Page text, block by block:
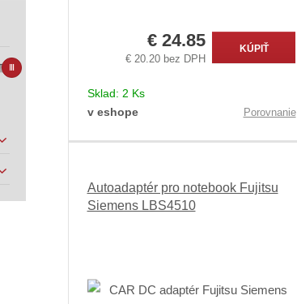
€ 24.85
€ 20.20 bez DPH
KÚPIŤ
Sklad: 2 Ks
v eshope
Porovnanie
Autoadaptér pro notebook Fujitsu
Siemens LBS4510